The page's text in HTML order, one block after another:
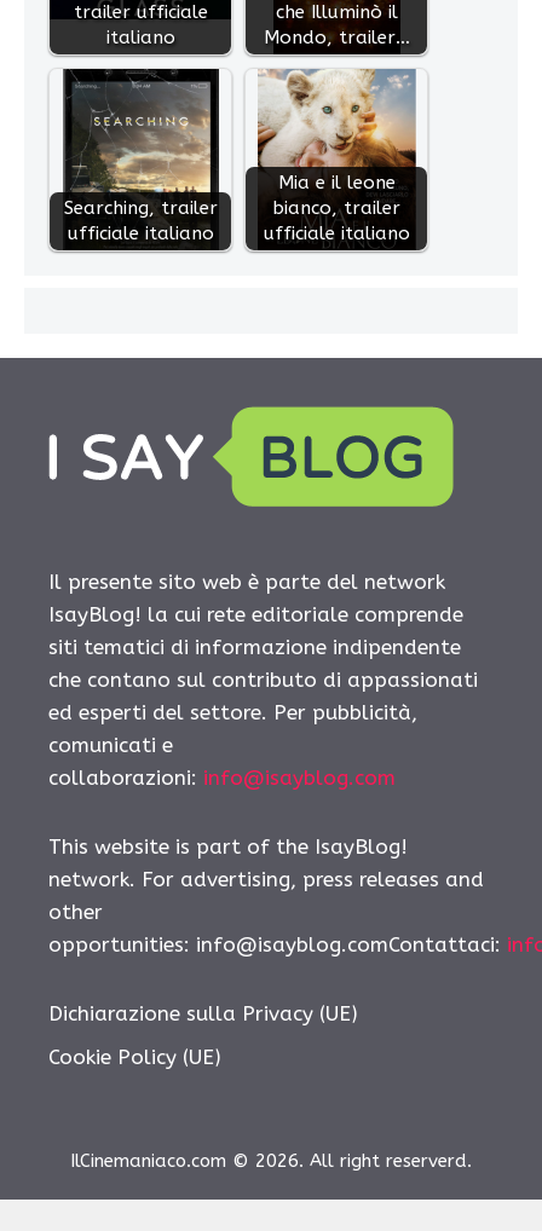
trailer ufficiale
italiano
che Illuminò il
Mondo, trailer…
Searching, trailer
ufficiale italiano
Mia e il leone
bianco, trailer
ufficiale italiano
Il presente sito web è parte del network
IsayBlog! la cui rete editoriale comprende
siti tematici di informazione indipendente
che contano sul contributo di appassionati
ed esperti del settore. Per pubblicità,
comunicati e
collaborazioni: info@isayblog.com
This website is part of the IsayBlog!
network. For advertising, press releases and
other
opportunities: info@isayblog.comContattaci:
Dichiarazione sulla Privacy (UE)
Cookie Policy (UE)
IlCinemaniaco.com © 2026. All right reserverd.